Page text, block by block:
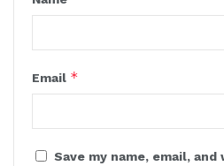
Email *
Save my name, email,